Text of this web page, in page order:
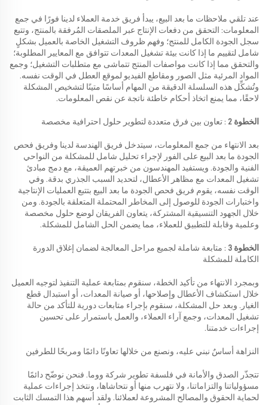
عند تلقي ملاحظات ما بعد البيع، يبدأ فريق خدمة العملاء لدينا فورًا في جمع
المعلومات: التحقق من دفعات الإنتاج عبر الملصقات المُرفقة بالمنتج، وتتبع
سجل الجودة الكامل للمنتج؛ وفهم ظروف التشغيل الخاصة بالعميل بشكلٍ
شامل لتقييم ما إذا كانت بيئة تشغيل المعدات تتوافق مع المعايير المطلوبة؛
والتحقق مما إذا كانت مواصفات المنتج تتماشى مع متطلبات التشغيل؛ وجمع
المواد المرئية مثل الصور ومقاطع الفيديو لموقع العطل في الوقت نفسه.
وتُشكِّل هذه السلسلة الدقيقة من المهام أساسًا متينًا لتشخيص المشكلة
لاحقًا، مما يمنع اتخاذ أحكام خاطئة ناتجة عن نقص المعلومات.
الخطوة 2 : تعاون بين فرق متعددة لتطوير حلول احترافية مخصصة
بعد الانتهاء من جمع المعلومات، سيتدخل فريق الهندسة لدينا وفريق فحص
الجودة ما بعد البيع على الفور لإجراء تحليل شامل للمشكلة من النواحي
الفنية والجودة. ويستفيد المهندسون من خبرتهم العميقة، مع دمج مبادئ
تشغيل المعدات مع مظاهر الأعطال، لتحديد السبب الجذري بدقة. وفي
الوقت نفسه، يقوم فريق فحص الجودة ما بعد البيع بتتبع العمليات الإنتاجية
واختبارات الجودة للوصول إلى المخاطر المحتملة المتعلقة بالجودة. ومن
خلال الجهود التنسيقية المشتركة، يتعاون الفريقان لوضع حلول مخصصة
وعلمية وقابلة للتطبيق للعملاء، مما يضمن الحل الشامل للمشكلة.
الخطوة 3
: متابعة شاملة لجميع مراحل المعالجة لضمان إغلاق الدورة
الكاملة للمشكلة
وبمجرد الانتهاء من تأكيد الخطة، سنقوم بمتابعة عملية التنفيذ لتوجيه العميل
خلال استكشاف الأعطال وإصلاحها، أو صيانة المعدات، أو استبدال قطع
الغيار. وبعد حل المشكلة، سنقوم بإجراء متابعات دورية للتأكد من حالة
تشغيل المعدات، وجمع آراء العملاء، والعمل باستمرار على تحسين
إجراءات خدمتنا.
النزاهة أساسٌ نبني عليه، ونصنع من خلالها تعاونًا دائمًا ومربحًا للطرفين
تتجذّر الصدق والأمانة في فلسفة تطوير شركة ووما. فنحن نوضّح دائمًا
مسؤولياتنا والتزاماتنا، ولا نتهرب منها أو نتحاشاها، ونتخذ إجراءات عملية
لحماية الحقوق والمصالح المشروعة لعملائنا. ولقد أسهم هذا التمسك الثابت